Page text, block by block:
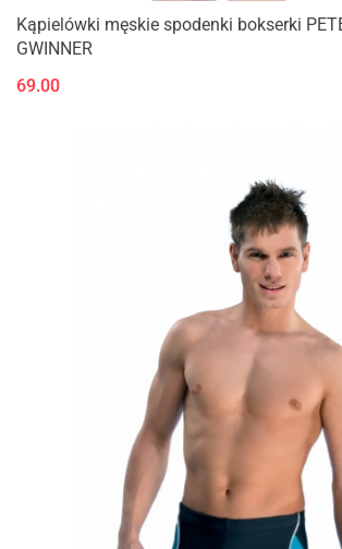
Kąpielówki męskie spodenki bokserki
GWINNER
69.00